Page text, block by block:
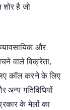
है जो
और
वाले विक्रेता,
कॉल करने के लिए
गतिविधियों
के मेलों का